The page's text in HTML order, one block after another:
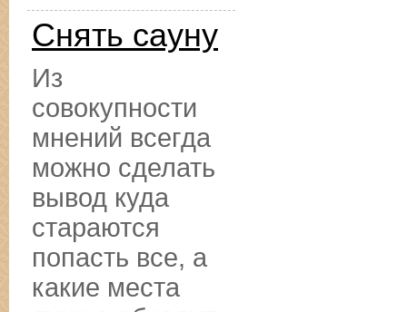
Снять сауну
Из
совокупности
мнений всегда
можно сделать
вывод куда
стараются
попасть все, а
какие места